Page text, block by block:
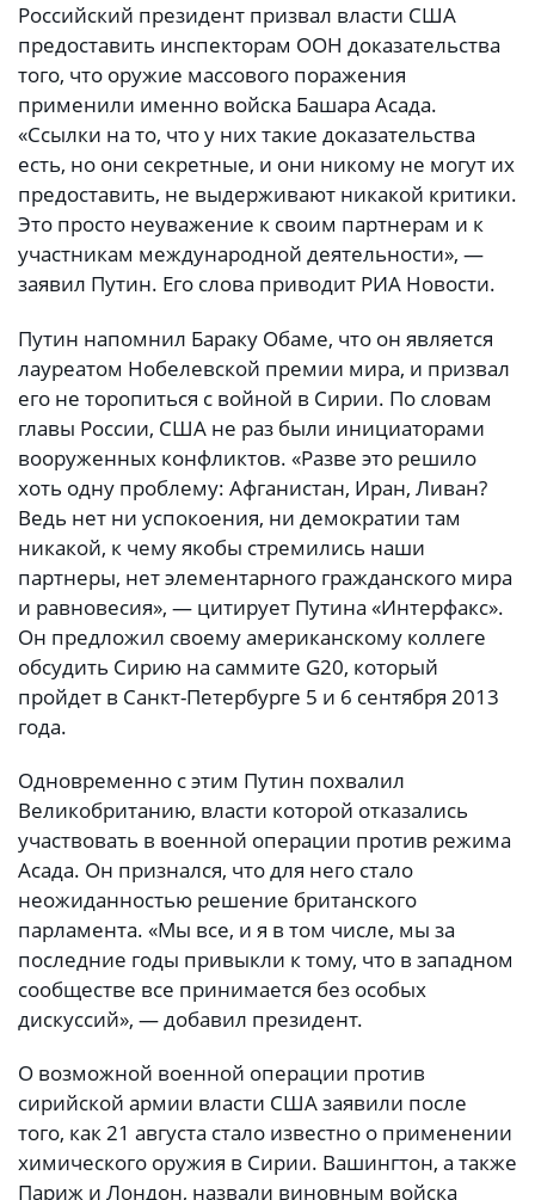
Российский президент призвал власти США
предоставить инспекторам ООН доказательства
того, что оружие массового поражения
применили именно войска Башара Асада.
«Ссылки на то, что у них такие доказательства
есть, но они секретные, и они никому не могут их
предоставить, не выдерживают никакой критики.
Это просто неуважение к своим партнерам и к
участникам международной деятельности», —
заявил Путин. Его слова приводит РИА Новости.
Путин напомнил Бараку Обаме, что он является
лауреатом Нобелевской премии мира, и призвал
его не торопиться с войной в Сирии. По словам
главы России, США не раз были инициаторами
вооруженных конфликтов. «Разве это решило
хоть одну проблему: Афганистан, Иран, Ливан?
Ведь нет ни успокоения, ни демократии там
никакой, к чему якобы стремились наши
партнеры, нет элементарного гражданского мира
и равновесия», — цитирует Путина «Интерфакс».
Он предложил своему американскому коллеге
обсудить Сирию на саммите G20, который
пройдет в Санкт-Петербурге 5 и 6 сентября 2013
года.
Одновременно с этим Путин похвалил
Великобританию, власти которой отказались
участвовать в военной операции против режима
Асада. Он признался, что для него стало
неожиданностью решение британского
парламента. «Мы все, и я в том числе, мы за
последние годы привыкли к тому, что в западном
сообществе все принимается без особых
дискуссий», — добавил президент.
О возможной военной операции против
сирийской армии власти США заявили после
того, как 21 августа стало известно о применении
химического оружия в Сирии. Вашингтон, а также
Париж и Лондон, назвали виновным войска